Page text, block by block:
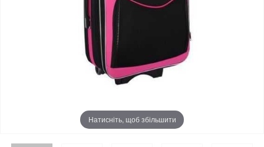
Натисніть, щоб збільшити